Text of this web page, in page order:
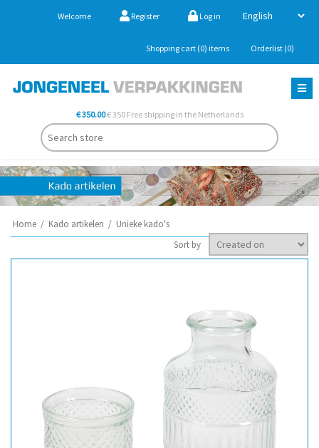
Welcome Register Log in
Shopping cart (0) items Orderlist (0)
€ 350.00€ 350 Free shipping in the Netherlands
Home / Kado artikelen / Unieke kado's
Sort by